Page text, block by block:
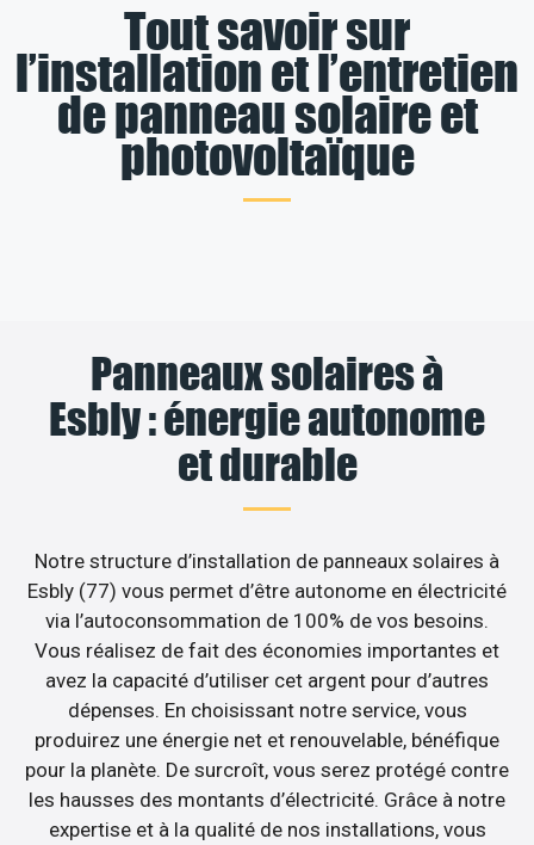
Tout savoir sur
l’installation et l’entretien
de panneau solaire et
photovoltaïque
Panneaux solaires à
Esbly : énergie autonome
et durable
Notre structure d’installation de panneaux solaires à
Esbly (77) vous permet d’être autonome en électricité
via l’autoconsommation de 100% de vos besoins.
Vous réalisez de fait des économies importantes et
avez la capacité d’utiliser cet argent pour d’autres
dépenses. En choisissant notre service, vous
produirez une énergie net et renouvelable, bénéfique
pour la planète. De surcroît, vous serez protégé contre
les hausses des montants d’électricité. Grâce à notre
expertise et à la qualité de nos installations, vous